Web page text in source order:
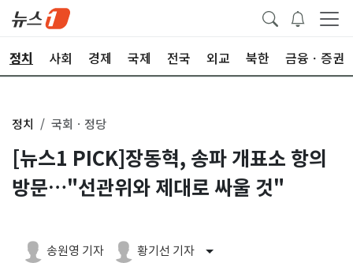
정치 사회 경제 국제 전국 외교 북한 금융ㆍ증권
정치 국회ㆍ정당
[뉴스1 PICK]장동혁, 송파 개표소 항의
방문…"선관위와 제대로 싸울 것"
송원영 기자 황기선 기자